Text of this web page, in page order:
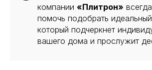
компании «Плитрон»
помочь подобрать
который подчеркнет
вашего дома и прослужит